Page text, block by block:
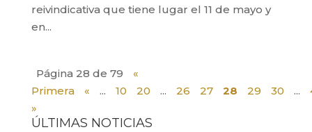
reivindicativa que tiene lugar el 11 de mayo y
en...
Página 28 de 79
«
Primera
« ... 10 20 ... 26 27 28 29 30 ...
»
ÚLTIMAS NOTICIAS